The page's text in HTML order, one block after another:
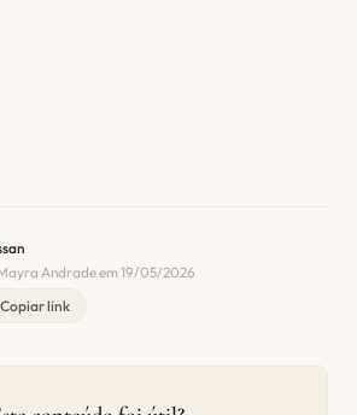
Andrade em 19/05/2026
Copiar link